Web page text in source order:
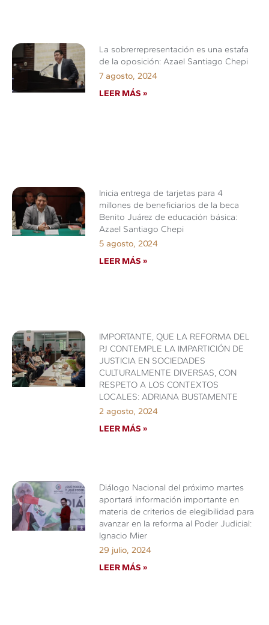
La sobrerrepresentación es una estafa
de la oposición: Azael Santiago Chepi
7 agosto, 2024
LEER MÁS »
Inicia entrega de tarjetas para 4
millones de beneficiarios de la beca
Benito Juárez de educación básica:
Azael Santiago Chepi
5 agosto, 2024
LEER MÁS »
IMPORTANTE, QUE LA REFORMA DEL
PJ CONTEMPLE LA IMPARTICIÓN DE
JUSTICIA EN SOCIEDADES
CULTURALMENTE DIVERSAS, CON
RESPETO A LOS CONTEXTOS
LOCALES: ADRIANA BUSTAMENTE
2 agosto, 2024
LEER MÁS »
Diálogo Nacional del próximo martes
aportará información importante en
materia de criterios de elegibilidad para
avanzar en la reforma al Poder Judicial:
Ignacio Mier
29 julio, 2024
LEER MÁS »